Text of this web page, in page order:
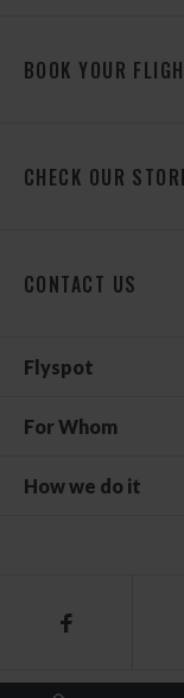
BOOK YOUR
CHECK OUR
CONTACT US
Flyspot
For Whom
How we do it